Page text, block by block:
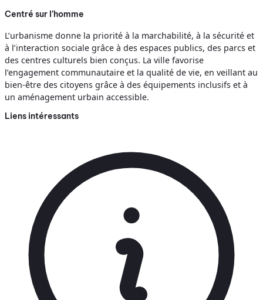
Centré sur l’homme
L’urbanisme donne la priorité à la marchabilité, à la sécurité et
à l’interaction sociale grâce à des espaces publics, des parcs et
des centres culturels bien conçus. La ville favorise
l’engagement communautaire et la qualité de vie, en veillant au
bien-être des citoyens grâce à des équipements inclusifs et à
un aménagement urbain accessible.
Liens intéressants